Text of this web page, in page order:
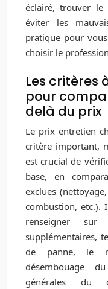
éclairé, trouver
éviter les
pratique pour
choisir le
Les critères
pour
delà du prix
Le prix entretien
critère important,
est crucial de
base, en
exclues
combustion, etc.).
renseigner
supplémentaires,
de panne, le
désembouage
générales du